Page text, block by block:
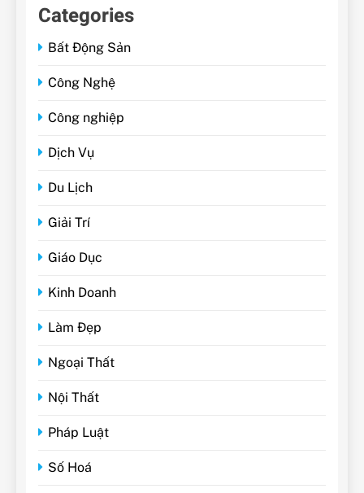
Categories
Bất Động Sản
Công Nghệ
Công nghiệp
Dịch Vụ
Du Lịch
Giải Trí
Giáo Dục
Kinh Doanh
Làm Đẹp
Ngoại Thất
Nội Thất
Pháp Luật
Số Hoá